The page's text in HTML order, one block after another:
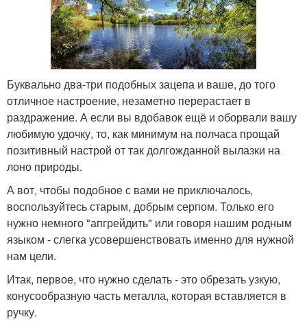
Буквально два-три подобных зацепа и ваше, до того
отличное настроение, незаметно перерастает в
раздражение. А если вы вдобавок ещё и оборвали вашу
любимую удочку, то, как минимум на полчаса прощай
позитивный настрой от так долгожданной вылазки на
лоно природы.
А вот, чтобы подобное с вами не приключалось,
воспользуйтесь старым, добрым серпом. Только его
нужно немного "апгрейдить" или говоря нашим родным
языком - слегка усовершенствовать именно для нужной
нам цели.
Итак, первое, что нужно сделать - это обрезать узкую,
конусообразную часть металла, которая вставляется в
ручку.